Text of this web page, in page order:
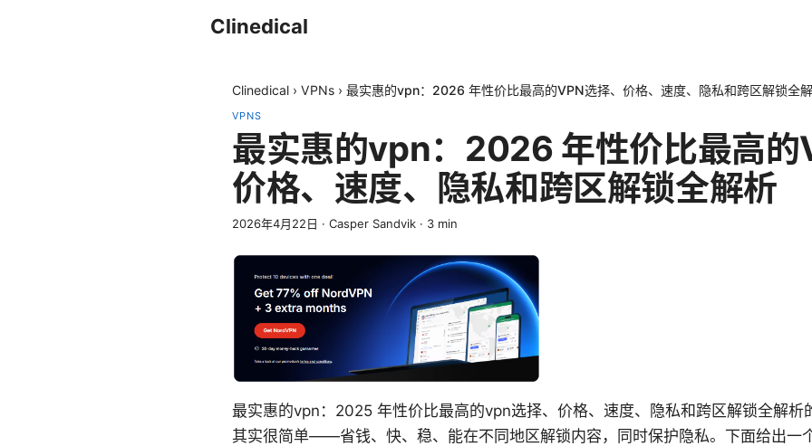
Clinedical
Clinedical › VPNs › 最实惠的vpn：2026 年性价比最高的VPN选择、价格、速度、隐私和跨区解锁全
VPNS
最实惠的vpn：2026 年性价比最高的
价格、速度、隐私和跨区解锁全解析
2026年4月22日 · Casper Sandvik · 3 min
最实惠的vpn：2025 年性价比最高的vpn选择、价格、速度、隐私和跨区解锁全解析
其实很简单——省钱、快、稳、能在不同地区解锁内容，同时保护隐私。下面给出一